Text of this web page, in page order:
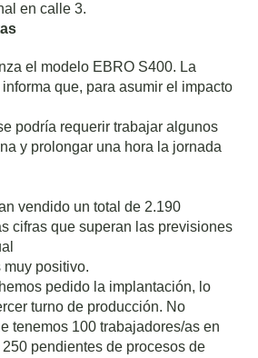
en calle 3.
el modelo EBRO S400. La
que, para asumir el impacto
podría requerir trabajar algunos
y prolongar una hora la jornada
vendido un total de 2.190
cifras que superan las previsiones
positivo.
pedido la implantación, lo
turno de producción. No
tenemos 100 trabajadores/as en
pendientes de procesos de